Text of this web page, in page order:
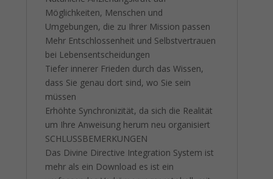
Möglichkeiten, Menschen und
Umgebungen, die zu Ihrer Mission passen
Mehr Entschlossenheit und Selbstvertrauen
bei Lebensentscheidungen
Tiefer innerer Frieden durch das Wissen,
dass Sie genau dort sind, wo Sie sein
müssen
Erhöhte Synchronizität, da sich die Realität
um Ihre Anweisung herum neu organisiert
SCHLUSSBEMERKUNGEN
Das Divine Directive Integration System ist
mehr als ein Download es ist ein